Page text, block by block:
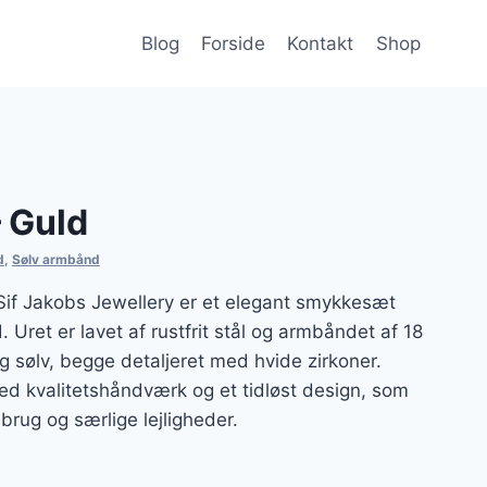
Blog Forside Kontakt Shop
, Sølv armbånd
Jakobs Jewellery er et elegant smykkesæt
Uret er lavet af rustfrit stål og armbåndet af 18
sølv, begge detaljeret med hvide zirkoner.
kvalitetshåndværk og et tidløst design, som
og særlige lejligheder.